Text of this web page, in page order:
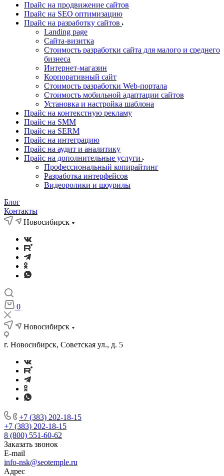
Прайс на продвижение сайтов
Прайс на SEO оптимизацию
Прайс на разработку сайтов
Landing page
Cайта-визитка
Стоимость разработки сайта для малого и среднего
бизнеса
Интернет-магазин
Корпоративный сайт
Стоимость разработки Web-портала
Стоимость мобильной адаптации сайтов
Установка и настройка шаблона
Прайс на контекстную рекламу
Прайс на SMM
Прайс на SERM
Прайс на интеграцию
Прайс на аудит и аналитику
Прайс на дополнительные услуги
Профессиональный копирайтинг
Разработка интерфейсов
Видеоролики и шоурилы
Блог
Контакты
Новосибирск
0
Новосибирск
г. Новосибирск, Советская ул., д. 5
+7 (383) 202-18-15
+7 (383) 202-18-15
8 (800) 551-60-62
Заказать звонок
E-mail
info-nsk@seotemple.ru
Адрес